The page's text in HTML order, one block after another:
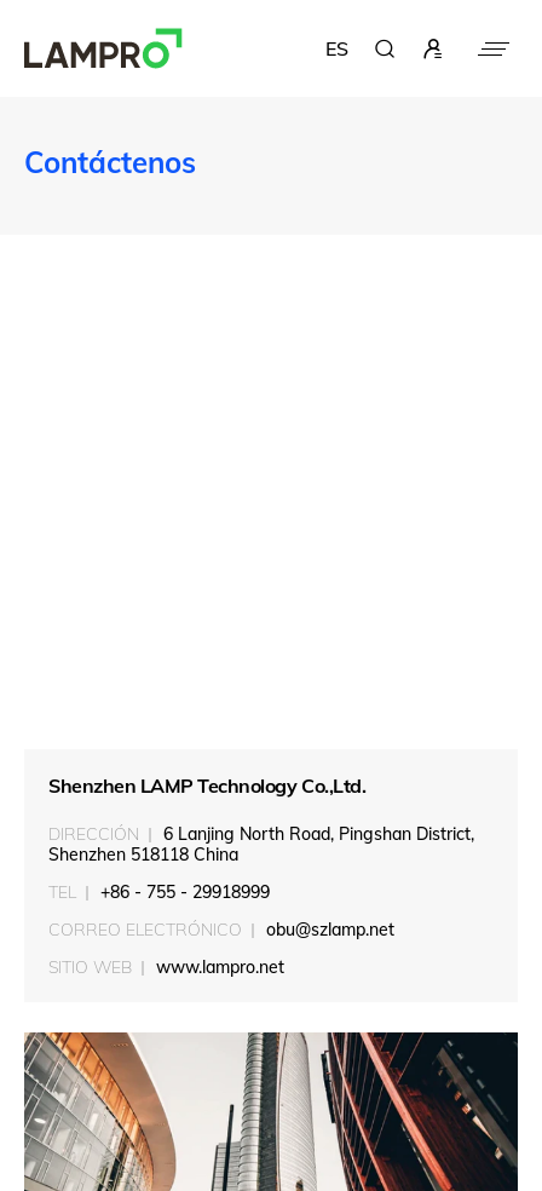
ES
Contáctenos
Shenzhen LAMP Technology Co.,Ltd.
DIRECCIÓN
6 Lanjing North Road, Pingshan District,
Shenzhen 518118 China
TEL
+86 - 755 - 29918999
CORREO ELECTRÓNICO
obu@szlamp.net
SITIO WEB
www.lampro.net